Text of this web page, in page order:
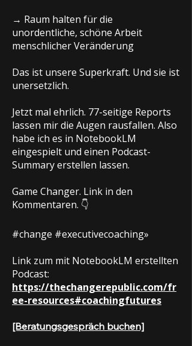
→ Raum halten für die
unordentliche, schöne Arbeit
menschlicher Veränderung
Das ist unsere Superkraft. Und sie ist
unersetzlich.
Jetzt mal ehrlich. 77-seitige Reports
lassen mir die Augen rausfallen. Also
habe ich es in NotebookLM
eingespielt und einen Podcast-
Summary erstellen lassen.
Game Changer. Link in den
Kommentaren. 👇
#change #executivecoaching»
Link zum mit NotebookLM erstellten
Podcast:
https://thechangerepublic.com/fr
ee-resources#coachingfutures
[Beratungsgespräch buchen]